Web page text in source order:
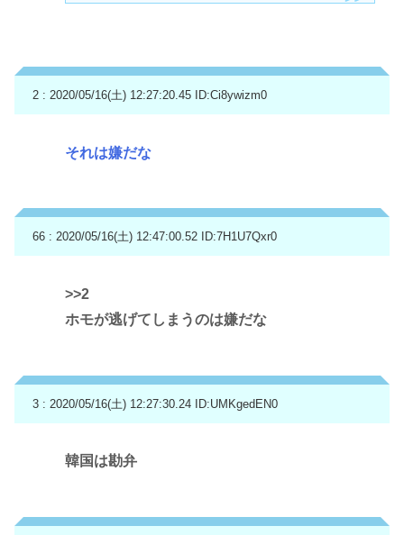
2 : 2020/05/16(土) 12:27:20.45 ID:Ci8ywizm0
それは嫌だな
66 : 2020/05/16(土) 12:47:00.52 ID:7H1U7Qxr0
>>2
ホモが逃げてしまうのは嫌だな
3 : 2020/05/16(土) 12:27:30.24 ID:UMKgedEN0
韓国は勘弁